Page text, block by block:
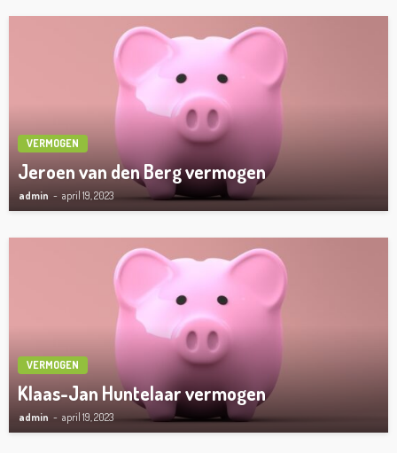
VERMOGEN
Jeroen van den Berg vermogen
admin april 19, 2023
VERMOGEN
Klaas-Jan Huntelaar vermogen
admin april 19, 2023